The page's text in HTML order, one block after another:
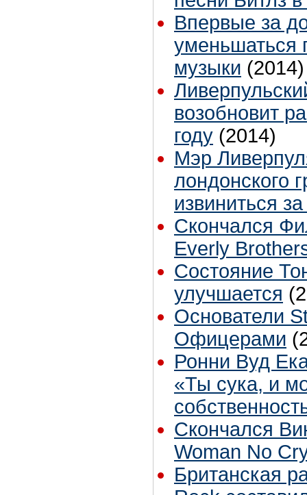
Впервые за
уменьшаться
музыки (2014)
возобновит
году (2014)
Мэр
лондонского
извиниться
Скончался
Everly
Состояние
улучшается
Основатели
Офицерами
Ронни Вуд
«Ты сука, и
Скончался
Woman No
Британская